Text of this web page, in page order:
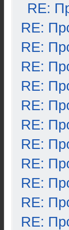
RE:
RE:
RE:
RE:
RE:
RE:
RE:
RE:
RE:
RE:
RE:
RE: